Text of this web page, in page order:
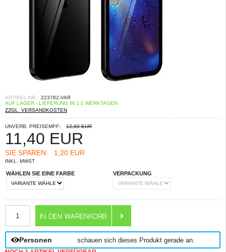
ARTIKEL-NR.: 223782-VAR
AUF LAGER - LIEFERUNG IN 1-2 WERKTAGEN
ZZGL. VERSANDKOSTEN
UNVERB. PREISEMPF.: 12,60 EUR
11,40 EUR
SIE SPAREN: 1,20 EUR
INKL. MWST
WÄHLEN SIE EINE FARBE VERPACKUNG
Personen schauen sich dieses Produkt gerade an.